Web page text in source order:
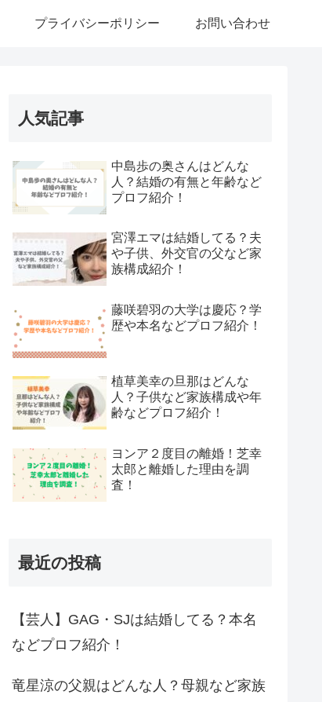
プライバシーポリシー お問い合わせ
人気記事
中島歩の奥さんはどんな
人？結婚の有無と年齢など
プロフ紹介！
宮澤エマは結婚してる？夫
や子供、外交官の父など家
族構成紹介！
藤咲碧羽の大学は慶応？学
歴や本名などプロフ紹介！
植草美幸の旦那はどんな
人？子供など家族構成や年
齢などプロフ紹介！
ヨンア２度目の離婚！芝幸
太郎と離婚した理由を調
査！
最近の投稿
【芸人】GAG・SJは結婚してる？本名
などプロフ紹介！
竜星涼の父親はどんな人？母親など家族